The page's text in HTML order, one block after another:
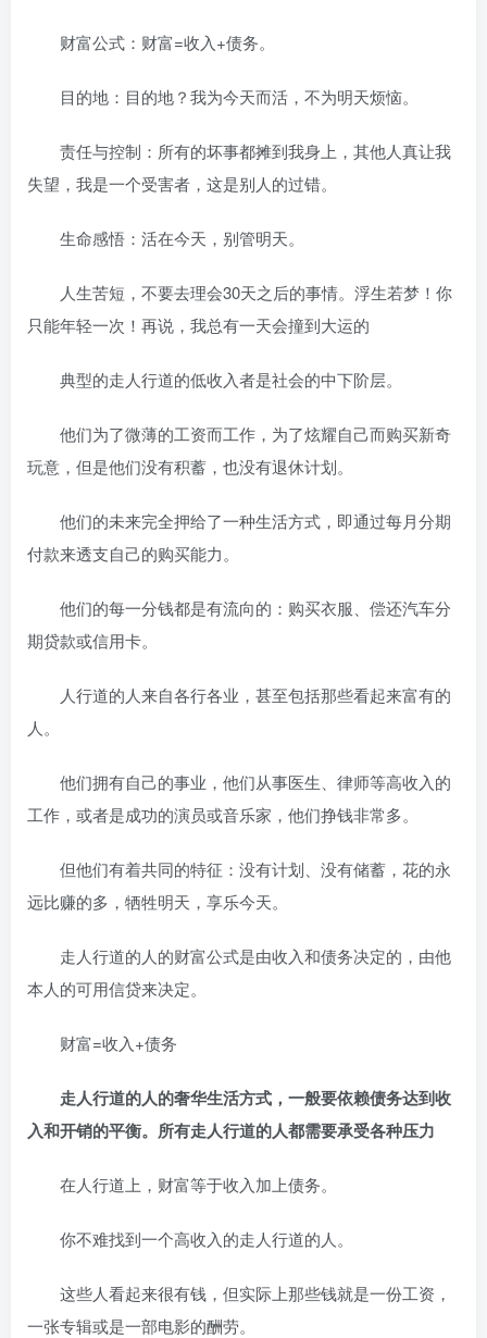
财富公式：财富=收入+债务。
目的地：目的地？我为今天而活，不为明天烦恼。
责任与控制：所有的坏事都摊到我身上，其他人真让我
失望，我是一个受害者，这是别人的过错。
生命感悟：活在今天，别管明天。
人生苦短，不要去理会30天之后的事情。浮生若梦！你
只能年轻一次！再说，我总有一天会撞到大运的
典型的走人行道的低收入者是社会的中下阶层。
他们为了微薄的工资而工作，为了炫耀自己而购买新奇
玩意，但是他们没有积蓄，也没有退休计划。
他们的未来完全押给了一种生活方式，即通过每月分期
付款来透支自己的购买能力。
他们的每一分钱都是有流向的：购买衣服、偿还汽车分
期贷款或信用卡。
人行道的人来自各行各业，甚至包括那些看起来富有的
人。
他们拥有自己的事业，他们从事医生、律师等高收入的
工作，或者是成功的演员或音乐家，他们挣钱非常多。
但他们有着共同的特征：没有计划、没有储蓄，花的永
远比赚的多，牺牲明天，享乐今天。
走人行道的人的财富公式是由收入和债务决定的，由他
本人的可用信贷来决定。
财富=收入+债务
走人行道的人的奢华生活方式，一般要依赖债务达到收
入和开销的平衡。所有走人行道的人都需要承受各种压力
在人行道上，财富等于收入加上债务。
你不难找到一个高收入的走人行道的人。
这些人看起来很有钱，但实际上那些钱就是一份工资，
一张专辑或是一部电影的酬劳。